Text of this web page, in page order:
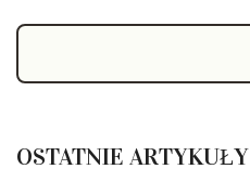
OSTATNIE ARTYKUŁY